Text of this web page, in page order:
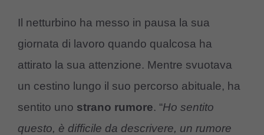
Il netturbino ha messo in pausa la sua
giornata di lavoro quando qualcosa ha
attirato la sua attenzione. Mentre svuotava
un cestino lungo il suo percorso abituale, ha
sentito uno strano rumore. “Ho sentito
questo, è difficile da descrivere, un rumore